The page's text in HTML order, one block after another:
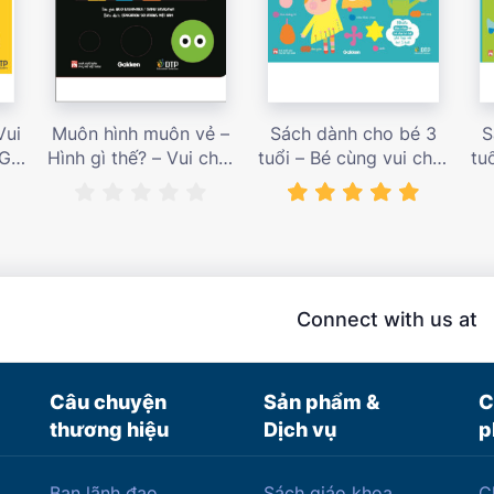
Muôn hình muôn vẻ –
Hình gì thế? – Vui chơi
Sách dành cho bé 3
tuổi – Bé cùng vui chơi
luyện tập – Sách vui
chơi tương tác tăng
Connect with us at
Câu chuyện
thương hiệu
Sản phẩm &
Dịch vụ